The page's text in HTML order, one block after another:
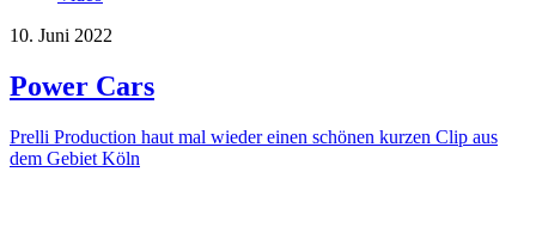
10. Juni 2022
Power Cars
Prelli Production haut mal wieder einen schönen kurzen Clip aus
dem Gebiet Köln